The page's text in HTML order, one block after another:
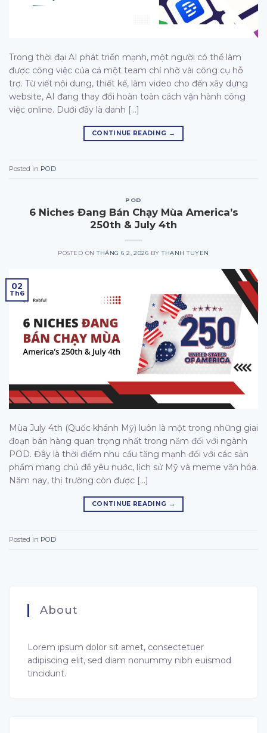
Trong thời đại AI phát triển mạnh, một người có thể làm
được công việc của cả một team chỉ nhờ vài công cụ hỗ
trợ. Từ viết nội dung, thiết kế, làm video cho đến xây dựng
website, AI đang thay đổi hoàn toàn cách vận hành công
việc online. Dưới đây là danh […]
CONTINUE READING →
Posted in POD
POD
6 Niches Đang Bán Chạy Mùa America’s
250th & July 4th
POSTED ONTHÁNG 6 2, 2026 BYTHANH TUYEN
02
Th6
Mùa July 4th (Quốc khánh Mỹ) luôn là một trong những giai
đoạn bán hàng quan trọng nhất trong năm đối với ngành
POD. Đây là thời điểm nhu cầu tăng mạnh đối với các sản
phẩm mang chủ đề yêu nước, lịch sử Mỹ và meme văn hóa.
Năm nay, thị trường còn được […]
CONTINUE READING →
Posted in POD
About
Lorem ipsum dolor sit amet, consectetuer
adipiscing elit, sed diam nonummy nibh euismod
tincidunt.